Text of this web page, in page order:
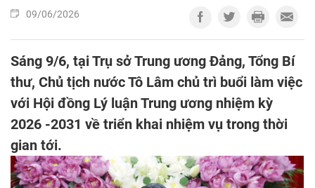
09/06/2026
Sáng 9/6, tại Trụ sở Trung ương Đảng, Tổng Bí
thư, Chủ tịch nước Tô Lâm chủ trì buổi làm việc
với Hội đồng Lý luận Trung ương nhiệm kỳ
2026 -2031 về triển khai nhiệm vụ trong thời
gian tới.